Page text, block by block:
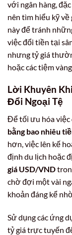
với ngân hàng,
nên tìm hiểu kỹ về
này để tránh
việc đổi tiền tại
nhưng tỷ giá
hoặc các tiệm vàng.
Lời Khuyên
Đổi Ngoại Tệ
Để tối ưu hóa việc
bằng bao nhiêu
hơn, việc lên kế
định du lịch hoặc
giá USD/VND
chờ đợi một vài
khoản đáng kể
Sử dụng các ứng
tỷ giá trực tuyến